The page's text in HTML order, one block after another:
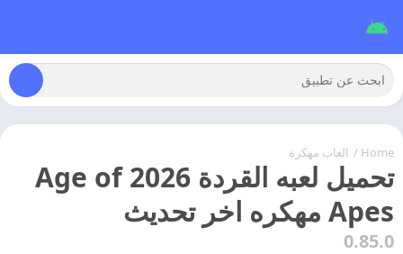
Home
/ العاب مهكرة
تحميل لعبه القردة 2026 Age of
Apes مهكره اخر تحديث
0.85.0